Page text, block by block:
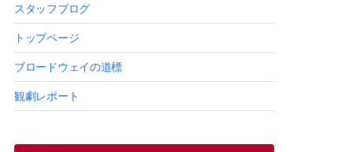
スタッフブログ
トップページ
ブロードウェイの道標
観劇レポート